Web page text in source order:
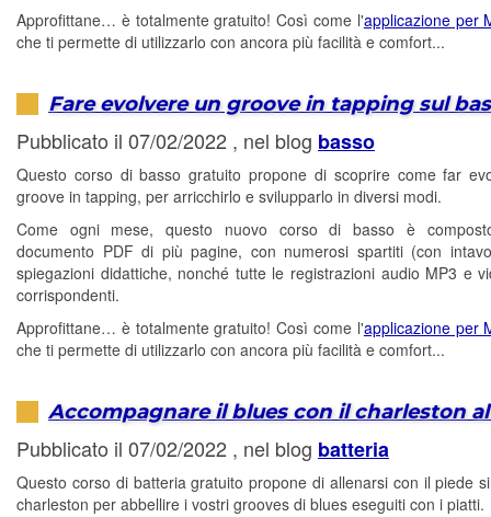
Approfittane… è totalmente gratuito! Così come l'applicazione per
che ti permette di utilizzarlo con ancora più facilità e comfort...
Fare evolvere un groove in tapping sul
Pubblicato il 07/02/2022 , nel blog basso
Questo corso di basso gratuito propone di scoprire come far
groove in tapping, per arricchirlo e svilupparlo in diversi modi.
Come ogni mese, questo nuovo corso di basso è
documento PDF di più pagine, con numerosi spartiti (con
spiegazioni didattiche, nonché tutte le registrazioni audio MP3 e
corrispondenti.
Approfittane… è totalmente gratuito! Così come l'applicazione per
che ti permette di utilizzarlo con ancora più facilità e comfort...
Accompagnare il blues con il charleston
Pubblicato il 07/02/2022 , nel blog batteria
Questo corso di batteria gratuito propone di allenarsi con il piede
charleston per abbellire i vostri grooves di blues eseguiti con i piatti.